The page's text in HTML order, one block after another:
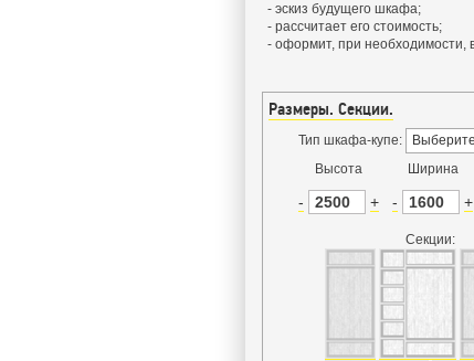
- эскиз будущего шкафа;
- рассчитает его стоимость;
- оформит, при необходимости,
Размеры. Секции.
Тип шкафа-купе:
Высота
Ширина
- + - +
Секции: